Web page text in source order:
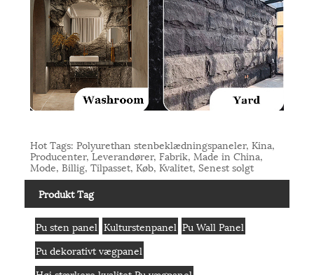
Hot Tags: Polyurethan stenbeklædningspaneler, Kina,
Producenter, Leverandører, Fabrik, Made in China,
Mode, Billig, Tilpasset, Køb, Kvalitet, Senest solgt
Produkt Tag
Pu sten panel Kulturstenpanel Pu Wall Panel
Pu dekorativt vægpanel